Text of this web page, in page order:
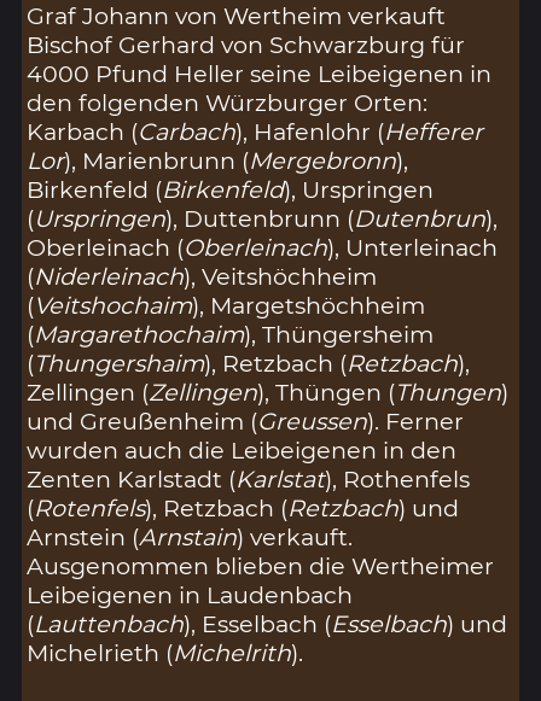
Graf Johann von Wertheim verkauft
Bischof Gerhard von Schwarzburg für
4000 Pfund Heller seine Leibeigenen in
den folgenden Würzburger Orten:
Karbach (Carbach), Hafenlohr (Hefferer
Lor), Marienbrunn (Mergebronn),
Birkenfeld (Birkenfeld), Urspringen
(Urspringen), Duttenbrunn (Dutenbrun),
Oberleinach (Oberleinach), Unterleinach
(Niderleinach), Veitshöchheim
(Veitshochaim), Margetshöchheim
(Margarethochaim), Thüngersheim
(Thungershaim), Retzbach (Retzbach),
Zellingen (Zellingen), Thüngen (Thungen)
und Greußenheim (Greussen). Ferner
wurden auch die Leibeigenen in den
Zenten Karlstadt (Karlstat), Rothenfels
(Rotenfels), Retzbach (Retzbach) und
Arnstein (Arnstain) verkauft.
Ausgenommen blieben die Wertheimer
Leibeigenen in Laudenbach
(Lauttenbach), Esselbach (Esselbach) und
Michelrieth (Michelrith).